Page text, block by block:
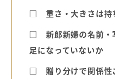
□ 重さ・大きさは持
□ 新郎新婦の名前・
足になっていないか
□ 贈り分けで関係性